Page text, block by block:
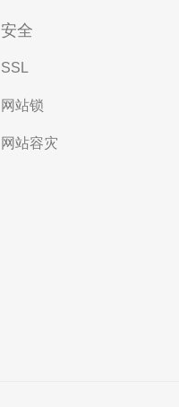
安全
SSL
网站锁
网站容灾